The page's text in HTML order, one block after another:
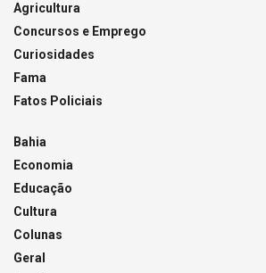
Agricultura
Concursos e Emprego
Curiosidades
Fama
Fatos Policiais
Bahia
Economia
Educação
Cultura
Colunas
Geral